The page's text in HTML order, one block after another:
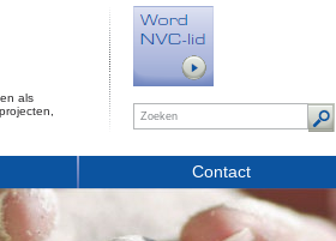
als
Contact